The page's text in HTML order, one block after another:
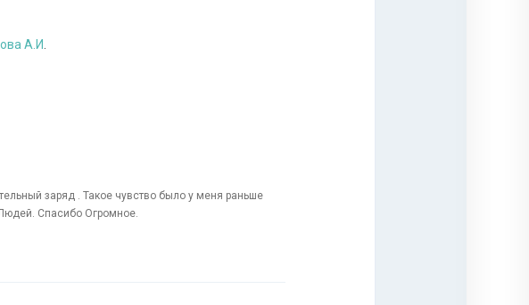
А.И
заряд . Такое чувство было у меня раньше
Спасибо Огромное.